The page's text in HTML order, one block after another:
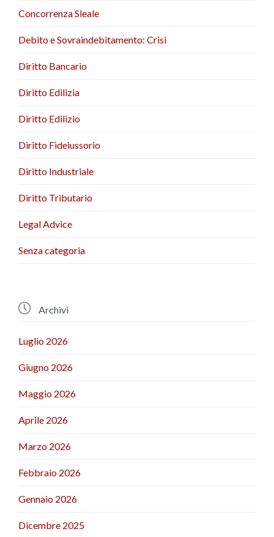
Concorrenza Sleale
Debito e Sovraindebitamento: Crisi
Diritto Bancario
Diritto Edilizia
Diritto Edilizio
Diritto Fideiussorio
Diritto Industriale
Diritto Tributario
Legal Advice
Senza categoria
 Archivi
Luglio 2026
Giugno 2026
Maggio 2026
Aprile 2026
Marzo 2026
Febbraio 2026
Gennaio 2026
Dicembre 2025